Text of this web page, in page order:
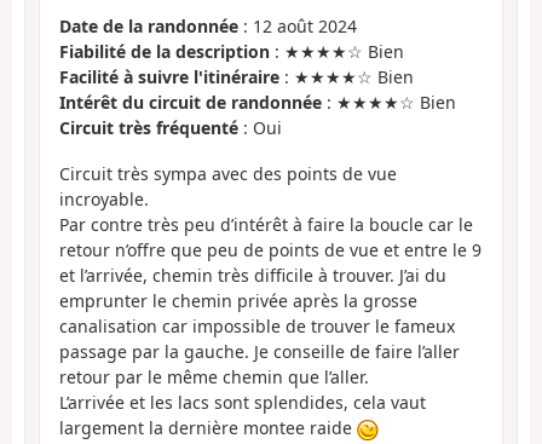
Date de la randonnée : 12 août 2024
Fiabilité de la description : ★★★★☆ Bien
Facilité à suivre l'itinéraire : ★★★★☆ Bien
Intérêt du circuit de randonnée : ★★★★☆ Bien
Circuit très fréquenté : Oui
Circuit très sympa avec des points de vue
incroyable.
Par contre très peu d’intérêt à faire la boucle car le
retour n’offre que peu de points de vue et entre le 9
et l’arrivée, chemin très difficile à trouver. J’ai du
emprunter le chemin privée après la grosse
canalisation car impossible de trouver le fameux
passage par la gauche. Je conseille de faire l’aller
retour par le même chemin que l’aller.
L’arrivée et les lacs sont splendides, cela vaut
largement la dernière montee raide